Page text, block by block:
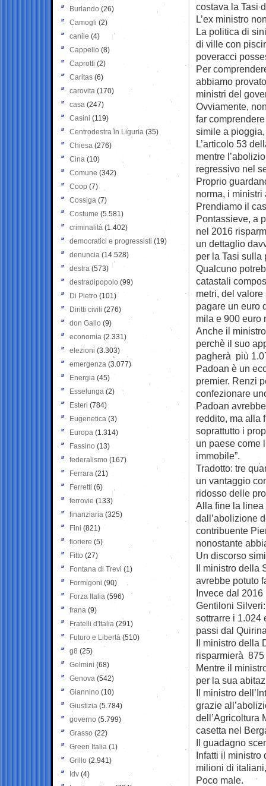
costava la Tasi
L’ex ministro
La politica di
di ville con
poveracci
Per
abbiamo
ministri del
Ovviamente,
far
simile a
L’articolo 53
mentre
regressivo nel
Proprio
norma, i
Prendiamo il
Pontassieve, a
nel 2016
un dettaglio
per la Tasi sulla
Qualcuno
catastali
metri, del
pagare un euro
mila e 900 euro
Anche il
perchè il suo
pagherà più
Padoan è un
premier. Renzi
confezionare
Padoan
reddito, ma alla
soprattutto i
un paese come
immobile”.
Tradotto: tre
un vantaggio
ridosso delle
Alla fine la linea
dall’abolizione
contribuente
nonostante
Un discorso
Il ministro della
avrebbe potuto
Invece dal
Gentiloni
sottrarre i 1.024
passi dal
Il ministro della
risparmierà 875
Mentre il
per la sua
Il ministro
grazie
dell’Agricoltura
casetta nel
Il guadagno
Infatti il ministro
milioni di
Poco male.
Burlando (26)
Camogli (2)
canile (4)
Cappello (8)
Caprotti (2)
Caritas (6)
carovita (170)
casa (247)
Casini (119)
Centrodestra in Liguria (35)
Chiesa (276)
Cina (10)
Comune (342)
Coop (7)
Cossiga (7)
Costume (5.581)
criminalità (1.402)
democratici e progressisti (19)
denuncia (14.528)
destra (573)
destradipopolo (99)
Di Pietro (101)
Diritti civili (276)
don Gallo (9)
economia (2.331)
elezioni (3.303)
emergenza (3.077)
Energia (45)
Esselunga (2)
Esteri (784)
Eugenetica (3)
Europa (1.314)
Fassino (13)
federalismo (167)
Ferrara (21)
Ferretti (6)
ferrovie (133)
finanziaria (325)
Fini (821)
fioriere (5)
Fitto (27)
Fontana di Trevi (1)
Formigoni (90)
Forza Italia (596)
frana (9)
Fratelli d'Italia (291)
Futuro e Libertà (510)
g8 (25)
Gelmini (68)
Genova (542)
Giannino (10)
Giustizia (5.784)
governo (5.799)
Grasso (22)
Green Italia (1)
Grillo (2.941)
Idv (4)